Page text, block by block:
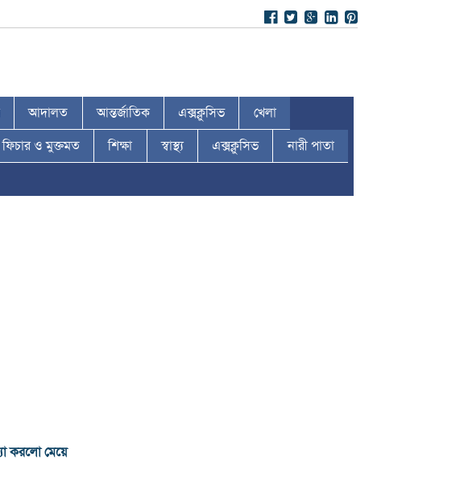
আদালত আন্তর্জাতিক এক্সক্লুসিভ খেলা
ফিচার ও মুক্তমত শিক্ষা স্বাস্থ্য এক্সক্লুসিভ নারী পাতা
করলো মেয়ে